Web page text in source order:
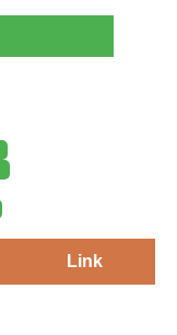
Link